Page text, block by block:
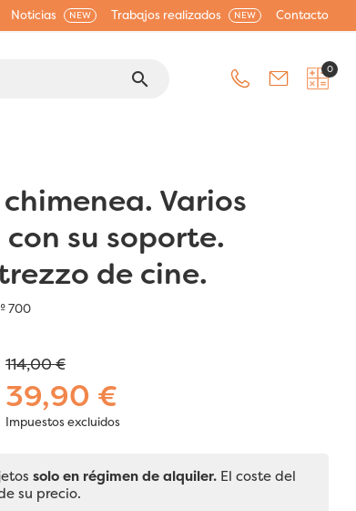
Noticias NEW Trabajos realizados NEW Contacto
search 0
Varios
su soporte.
de cine.
700
114,00 €
39,90 €
Impuestos excluidos
solo en régimen de alquiler. El coste del
su precio.